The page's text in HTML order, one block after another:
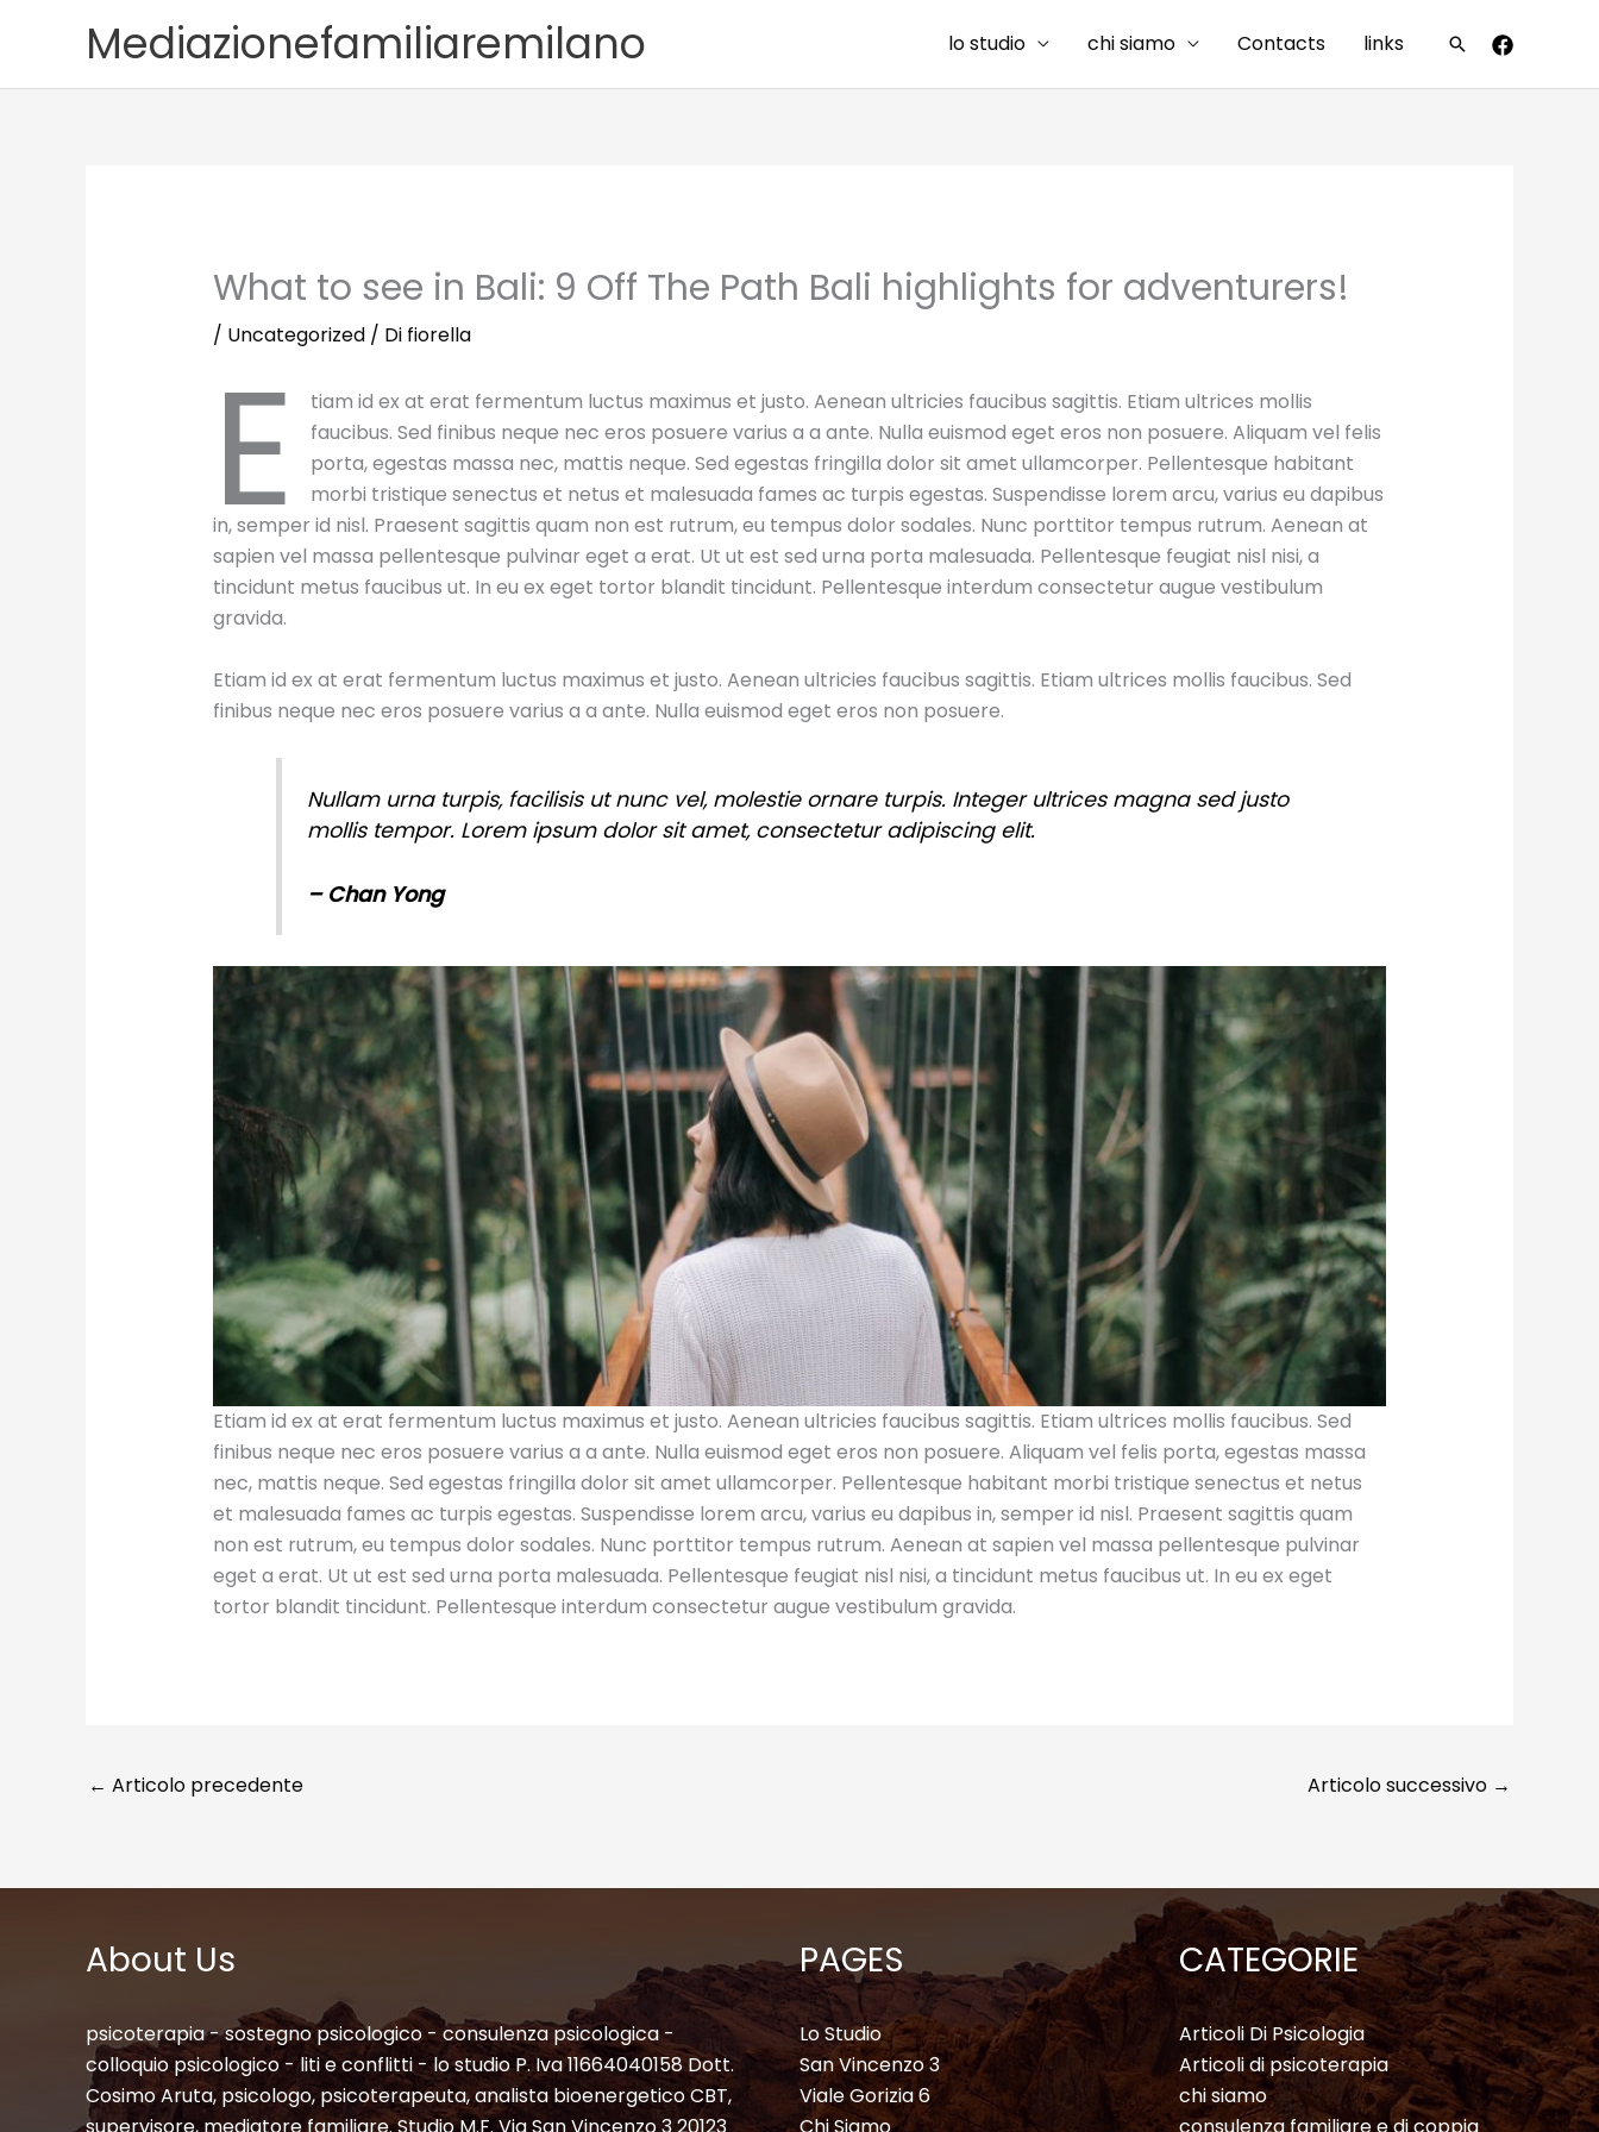
Mediazionefamiliaremilano lo studio chi siamo Contacts links Cerca
What to see in Bali: 9 Off The Path Bali highlights for adventurers!
/ Uncategorized/ Di fiorella
E
tiam id ex at erat fermentum luctus maximus et justo. Aenean ultricies faucibus sagittis. Etiam ultrices mollis
faucibus. Sed finibus neque nec eros posuere varius a a ante. Nulla euismod eget eros non posuere. Aliquam vel felis
porta, egestas massa nec, mattis neque. Sed egestas fringilla dolor sit amet ullamcorper. Pellentesque habitant
morbi tristique senectus et netus et malesuada fames ac turpis egestas. Suspendisse lorem arcu, varius eu dapibus
in, semper id nisl. Praesent sagittis quam non est rutrum, eu tempus dolor sodales. Nunc porttitor tempus rutrum. Aenean at
sapien vel massa pellentesque pulvinar eget a erat. Ut ut est sed urna porta malesuada. Pellentesque feugiat nisl nisi, a
tincidunt metus faucibus ut. In eu ex eget tortor blandit tincidunt. Pellentesque interdum consectetur augue vestibulum
gravida.
Etiam id ex at erat fermentum luctus maximus et justo. Aenean ultricies faucibus sagittis. Etiam ultrices mollis faucibus. Sed
finibus neque nec eros posuere varius a a ante. Nulla euismod eget eros non posuere.
Nullam urna turpis, facilisis ut nunc vel, molestie ornare turpis. Integer ultrices magna sed justo
mollis tempor. Lorem ipsum dolor sit amet, consectetur adipiscing elit.
– Chan Yong
Etiam id ex at erat fermentum luctus maximus et justo. Aenean ultricies faucibus sagittis. Etiam ultrices mollis faucibus. Sed
finibus neque nec eros posuere varius a a ante. Nulla euismod eget eros non posuere. Aliquam vel felis porta, egestas massa
nec, mattis neque. Sed egestas fringilla dolor sit amet ullamcorper. Pellentesque habitant morbi tristique senectus et netus
et malesuada fames ac turpis egestas. Suspendisse lorem arcu, varius eu dapibus in, semper id nisl. Praesent sagittis quam
non est rutrum, eu tempus dolor sodales. Nunc porttitor tempus rutrum. Aenean at sapien vel massa pellentesque pulvinar
eget a erat. Ut ut est sed urna porta malesuada. Pellentesque feugiat nisl nisi, a tincidunt metus faucibus ut. In eu ex eget
tortor blandit tincidunt. Pellentesque interdum consectetur augue vestibulum gravida.
← Articolo precedente Articolo successivo →
About Us
psicoterapia - sostegno psicologico - consulenza psicologica -
colloquio psicologico - liti e conflitti - lo studio P. Iva 11664040158 Dott.
Cosimo Aruta, psicologo, psicoterapeuta, analista bioenergetico CBT,
PAGES
Lo Studio
San Vincenzo 3
Viale Gorizia 6
CATEGORIE
Articoli Di Psicologia
Articoli di psicoterapia
chi siamo